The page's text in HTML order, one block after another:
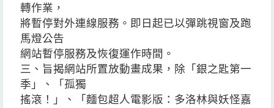
轉作業，
將暫停對外連線服務。即日起已以彈跳視窗及跑
馬燈公告
網站暫停服務及恢復運作時間。
三、旨揭網站所置放動畫成果，除「銀之匙第一
季」、「孤獨
搖滾！」、「麵包超人電影版：多洛林與妖怪嘉